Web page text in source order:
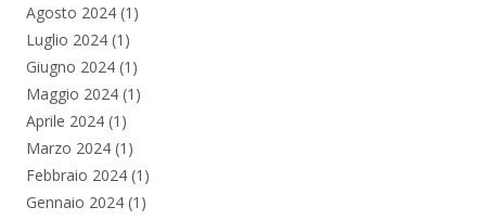
Agosto 2024 (1)
Luglio 2024 (1)
Giugno 2024 (1)
Maggio 2024 (1)
Aprile 2024 (1)
Marzo 2024 (1)
Febbraio 2024 (1)
Gennaio 2024 (1)